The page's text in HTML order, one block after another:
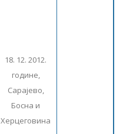
18. 12. 2012.
године,
Сарајево,
Босна и
Херцеговина